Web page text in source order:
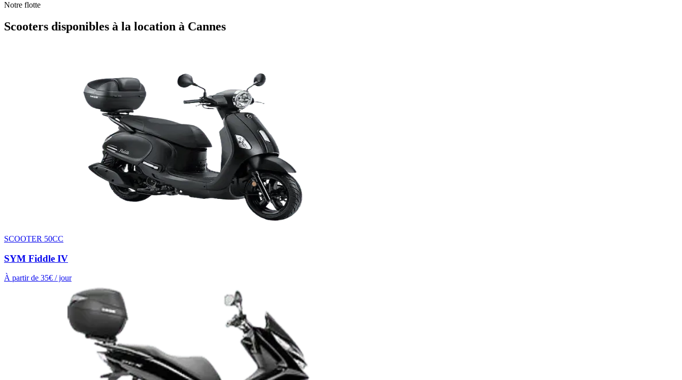
Notre flotte
Scooters disponibles à la location à Cannes
SCOOTER 50CC
SYM Fiddle IV
À partir de 35€ / jour